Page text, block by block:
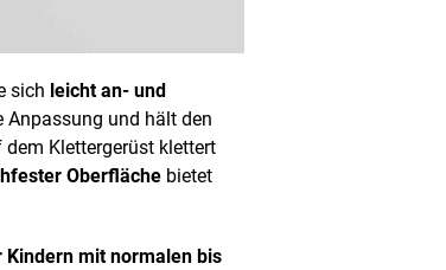
sich leicht an- und
Anpassung und hält den
Klettergerüst klettert
Oberfläche bietet
Kindern mit normalen bis